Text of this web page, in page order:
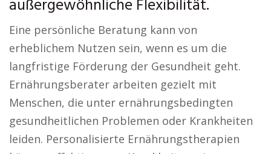
außergewöhnliche Flexibilität.
Eine persönliche Beratung kann von
erheblichem Nutzen sein, wenn es um die
langfristige Förderung der Gesundheit geht.
Ernährungsberater arbeiten gezielt mit
Menschen, die unter ernährungsbedingten
gesundheitlichen Problemen oder Krankheiten
leiden. Personalisierte Ernährungstherapien